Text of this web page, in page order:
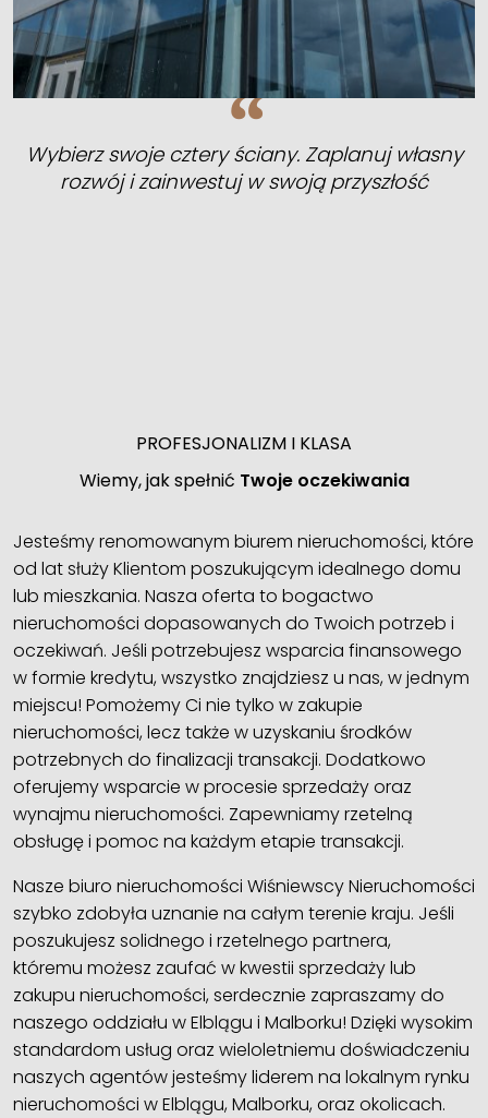
Wybierz swoje cztery ściany. Zaplanuj własny
rozwój i zainwestuj w swoją przyszłość
PROFESJONALIZM I KLASA
Wiemy, jak spełnić Twoje oczekiwania
Jesteśmy renomowanym biurem nieruchomości, które
od lat służy Klientom poszukującym idealnego domu
lub mieszkania. Nasza oferta to bogactwo
nieruchomości dopasowanych do Twoich potrzeb i
oczekiwań. Jeśli potrzebujesz wsparcia finansowego
w formie kredytu, wszystko znajdziesz u nas, w jednym
miejscu! Pomożemy Ci nie tylko w zakupie
nieruchomości, lecz także w uzyskaniu środków
potrzebnych do finalizacji transakcji. Dodatkowo
oferujemy wsparcie w procesie sprzedaży oraz
wynajmu nieruchomości. Zapewniamy rzetelną
obsługę i pomoc na każdym etapie transakcji.
Nasze biuro nieruchomości Wiśniewscy Nieruchomości
szybko zdobyła uznanie na całym terenie kraju. Jeśli
poszukujesz solidnego i rzetelnego partnera,
któremu możesz zaufać w kwestii sprzedaży lub
zakupu nieruchomości, serdecznie zapraszamy do
naszego oddziału w Elblągu i Malborku! Dzięki wysokim
standardom usług oraz wieloletniemu doświadczeniu
naszych agentów jesteśmy liderem na lokalnym rynku
nieruchomości w Elblągu, Malborku, oraz okolicach.